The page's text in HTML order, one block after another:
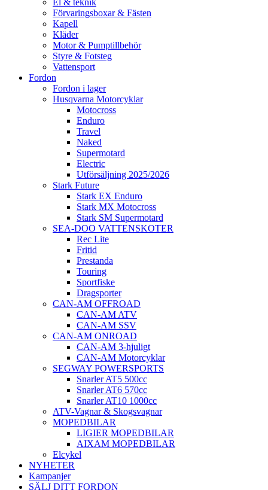
El & teknik
Förvaringsboxar & Fästen
Kapell
Kläder
Motor & Pumptillbehör
Styre & Fotsteg
Vattensport
Fordon
Fordon i lager
Husqvarna Motorcyklar
Motocross
Enduro
Travel
Naked
Supermotard
Electric
Utförsäljning 2025/2026
Stark Future
Stark EX Enduro
Stark MX Motocross
Stark SM Supermotard
SEA-DOO VATTENSKOTER
Rec Lite
Fritid
Prestanda
Touring
Sportfiske
Dragsporter
CAN-AM OFFROAD
CAN-AM ATV
CAN-AM SSV
CAN-AM ONROAD
CAN-AM 3-hjuligt
CAN-AM Motorcyklar
SEGWAY POWERSPORTS
Snarler AT5 500cc
Snarler AT6 570cc
Snarler AT10 1000cc
ATV-Vagnar & Skogsvagnar
MOPEDBILAR
LIGIER MOPEDBILAR
AIXAM MOPEDBILAR
Elcykel
NYHETER
Kampanjer
SÄLJ DITT FORDON